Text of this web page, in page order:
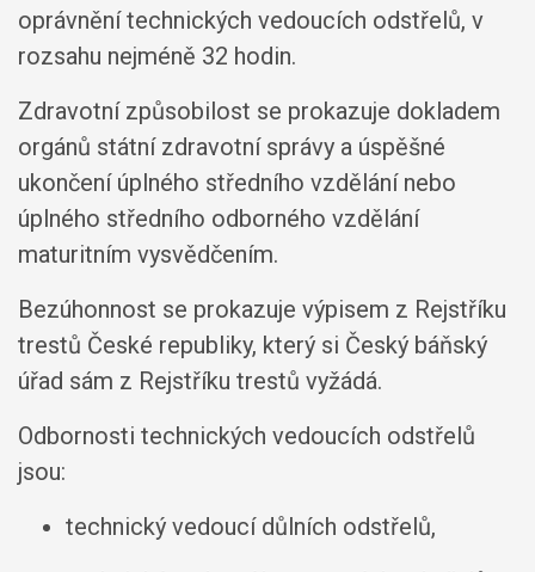
oprávnění technických vedoucích odstřelů, v
rozsahu nejméně 32 hodin.
Zdravotní způsobilost se prokazuje dokladem
orgánů státní zdravotní správy a úspěšné
ukončení úplného středního vzdělání nebo
úplného středního odborného vzdělání
maturitním vysvědčením.
Bezúhonnost se prokazuje výpisem z Rejstříku
trestů České republiky, který si Český báňský
úřad sám z Rejstříku trestů vyžádá.
Odbornosti technických vedoucích odstřelů
jsou:
technický vedoucí důlních odstřelů,